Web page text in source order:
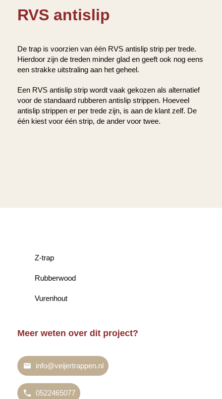
RVS antislip
De trap is voorzien van één RVS antislip strip per trede.
Hierdoor zijn de treden minder glad en geeft ook nog eens
een strakke uitstraling aan het geheel.
Een RVS antislip strip wordt vaak gekozen als alternatief
voor de standaard rubberen antislip strippen. Hoeveel
antislip strippen er per trede zijn, is aan de klant zelf. De
één kiest voor één strip, de ander voor twee.
Z-trap
Rubberwood
Vurenhout
Meer weten over dit project?
info@veijertrappen.nl
0522465077